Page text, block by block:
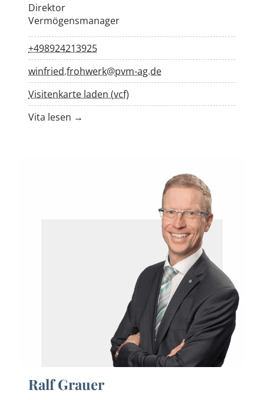
Direktor
Vermögensmanager
+498924213925
winfried.frohwerk@pvm-ag.de
Visitenkarte laden (vcf)
Vita lesen →
Ralf Grauer